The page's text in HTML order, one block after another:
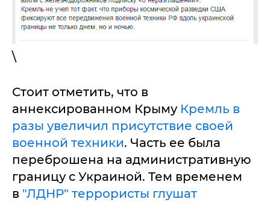
\
Стоит отметить, что в
аннексированном Крыму Кремль в
разы увеличил присутствие своей
военной техники. Часть ее была
переброшена на административную
границу с Украиной. Тем временем
в "ЛДНР" террористы глушат